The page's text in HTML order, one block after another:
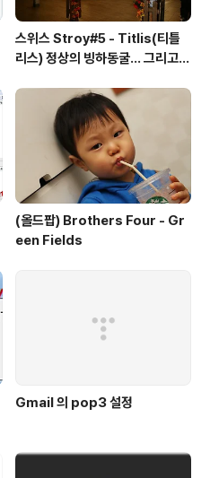
스위스 Stroy#5 - Titlis(티틀
리스) 정상의 빙하동굴... 그리고
(올드팝) Brothers Four - Gr
een Fields
Gmail 의 pop3 설정